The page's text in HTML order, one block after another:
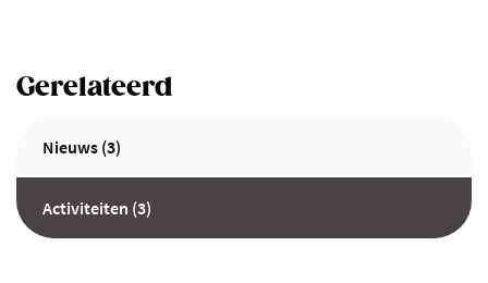
Gerelateerd
Nieuws (3)
Activiteiten (3)